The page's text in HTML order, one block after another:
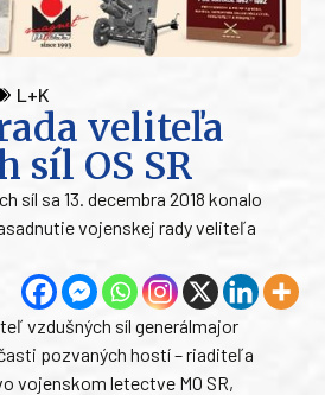
L+K
veliteľa
síl OS SR
síl sa 13. decembra 2018 konalo
vojenskej rady veliteľa
vzdušných síl generálmajor
pozvaných hostí – riaditeľa
vojenskom letectve MO SR,